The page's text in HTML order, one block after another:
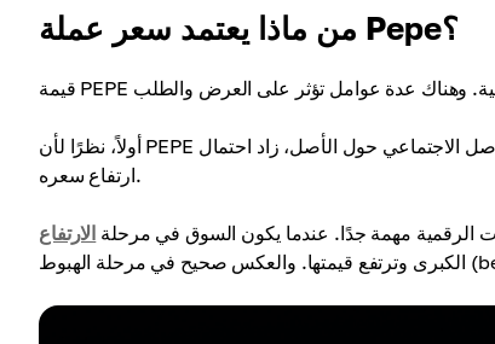
من ماذا يعتمد سعر عملة Pepe؟
أولاً، نظرًا لأن PEPE عملة ميم، فإن نشاط المجتمع له أهمية قصوى. كلما زادت الضجة على وسائل التواصل الاجتماعي حول الأصل، زاد احتمال
ارتفاع سعره.
الرقمية مهمة جدًا. عندما يكون السوق في مرحلة